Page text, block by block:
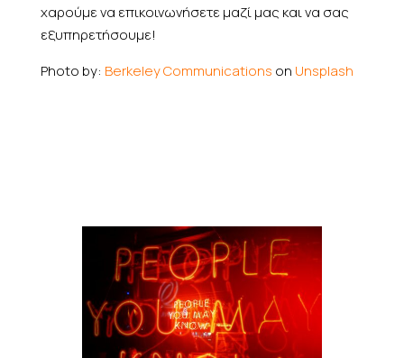
χαρούμε να επικοινωνήσετε μαζί μας και να σας
εξυπηρετήσουμε!
Photo by: Berkeley Communications on Unsplash